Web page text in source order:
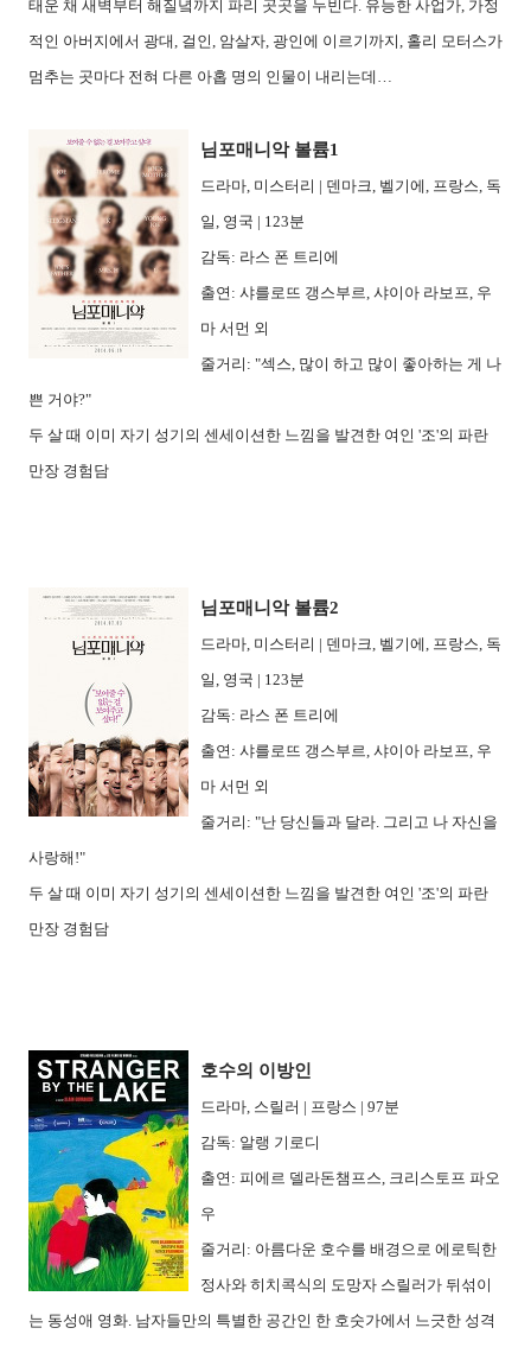
태운 채 새벽부터 해질녘까지 파리 곳곳을 누빈다. 유능한 사업가, 가정
적인 아버지에서 광대, 걸인, 암살자, 광인에 이르기까지, 홀리 모터스가
멈추는 곳마다 전혀 다른 아홉 명의 인물이 내리는데…
님포매니악 볼륨1
드라마, 미스터리 | 덴마크, 벨기에, 프랑스, 독
일, 영국 | 123분
감독: 라스 폰 트리에
출연: 샤를로뜨 갱스부르, 샤이아 라보프, 우
마 서먼 외
줄거리: "섹스, 많이 하고 많이 좋아하는 게 나
쁜 거야?"
두 살 때 이미 자기 성기의 센세이션한 느낌을 발견한 여인 '조'의 파란
만장 경험담
님포매니악 볼륨2
드라마, 미스터리 | 덴마크, 벨기에, 프랑스, 독
일, 영국 | 123분
감독: 라스 폰 트리에
출연: 샤를로뜨 갱스부르, 샤이아 라보프, 우
마 서먼 외
줄거리: "난 당신들과 달라. 그리고 나 자신을
사랑해!"
두 살 때 이미 자기 성기의 센세이션한 느낌을 발견한 여인 '조'의 파란
만장 경험담
호수의 이방인
드라마, 스릴러 | 프랑스 | 97분
감독: 알랭 기로디
출연: 피에르 델라돈챔프스, 크리스토프 파오
우
줄거리: 아름다운 호수를 배경으로 에로틱한
정사와 히치콕식의 도망자 스릴러가 뒤섞이
는 동성애 영화. 남자들만의 특별한 공간인 한 호숫가에서 느긋한 성격